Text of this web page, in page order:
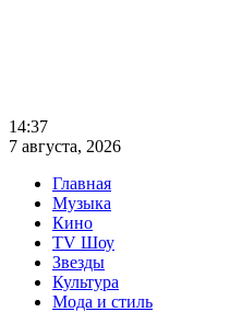
14:37
7 августа, 2026
Главная
Музыка
Кино
TV Шоу
Звезды
Культура
Мода и стиль